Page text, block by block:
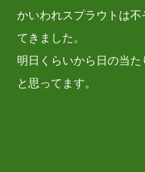
かいわれスプラウトは
てきました。
明日くらいから日の当
と思ってます。